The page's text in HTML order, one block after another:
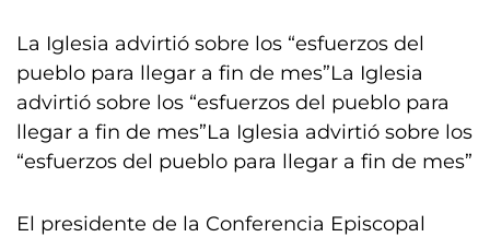
La Iglesia advirtió sobre los “esfuerzos del
pueblo para llegar a fin de mes”La Iglesia
advirtió sobre los “esfuerzos del pueblo para
llegar a fin de mes”La Iglesia advirtió sobre los
“esfuerzos del pueblo para llegar a fin de mes”
El presidente de la Conferencia Episcopal